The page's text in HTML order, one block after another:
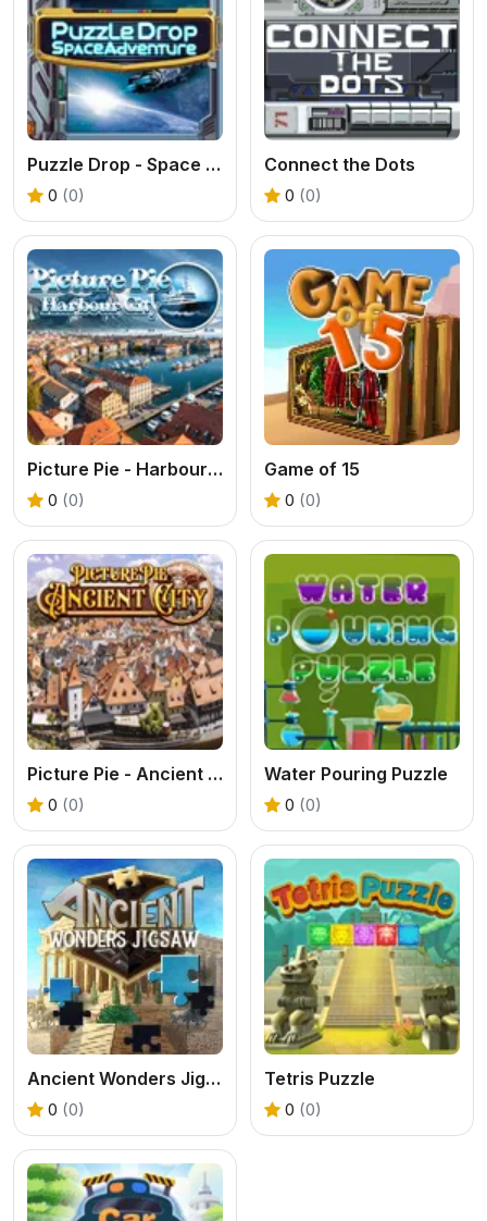
Puzzle Drop - Space Adventure
0 (0)
Connect the Dots
0 (0)
Picture Pie - Harbour City
0 (0)
Game of 15
0 (0)
Picture Pie - Ancient City
0 (0)
Water Pouring Puzzle
0 (0)
Ancient Wonders Jigsaw
0 (0)
Tetris Puzzle
0 (0)